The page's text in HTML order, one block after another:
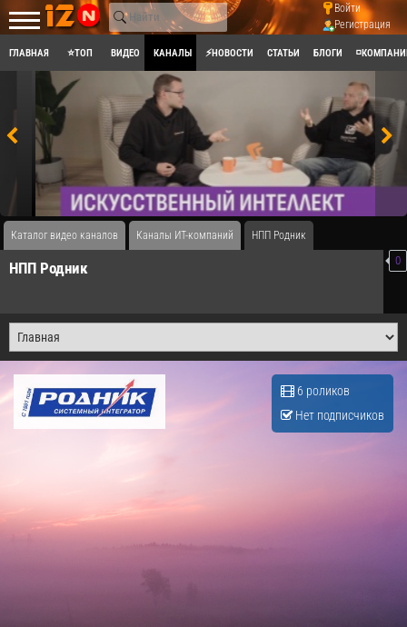
Войти
Регистрация
ГЛАВНАЯ ⭐ТОП ВИДЕО КАНАЛЫ ⚡НОВОСТИ СТАТЬИ БЛОГИ
Каталог видео каналов Каналы ИТ-компаний НПП Родник
0
НПП Родник
6 роликов
Нет подписчиков